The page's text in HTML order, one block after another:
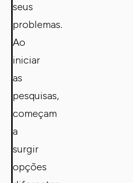
seus
problemas.
Ao
iniciar
as
pesquisas,
começam
a
surgir
opções